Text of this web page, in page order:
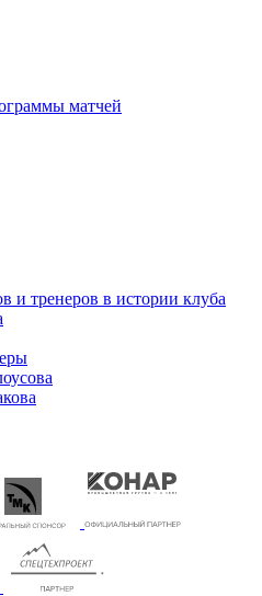
матчей
и тренеров в истории клуба